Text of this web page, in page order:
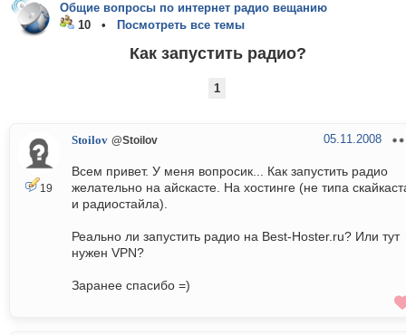
Общие вопросы по интернет радио вещанию
10 •
Посмотреть все темы
Как запустить радио?
1
19
Stoilov @Stoilov 05.11.2008
Всем привет. У меня вопросик... Как запустить радио
желательно на айскасте. На хостинге (не типа
и радиостайла).
Реально ли запустить радио на Best-Hoster.ru? Или тут
нужен VPN?
Заранее спасибо =)